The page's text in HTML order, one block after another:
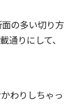
の多い切り方
通りにして、
わりしちゃっ